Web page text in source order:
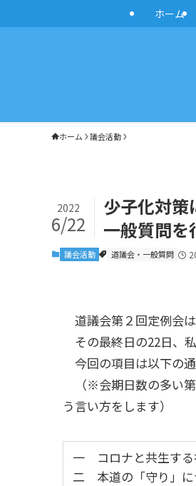
ホーム
ホーム 議会活動
少子化対策
一般質問を
2022
6/22
議会活動 道議会・一般質問
道議会第２回定例会
その最終日の22日、
今回の項目は以下の通
（※会期日数の多い第
う言い方をします）
一 コロナと共生する
二 本道の「守り」に